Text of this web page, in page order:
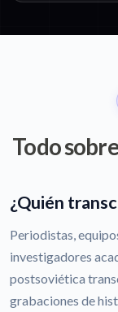
Todo
¿Quién
Periodistas,
investigadores
postsoviética
grabaciones de